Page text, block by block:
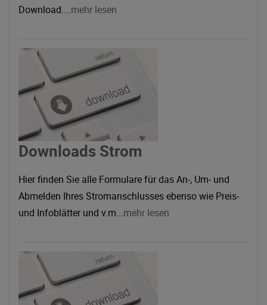
Download....mehr lesen
Downloads Strom
Hier finden Sie alle Formulare für das An-, Um- und
Abmelden Ihres Stromanschlusses ebenso wie Preis-
und Infoblätter und v.m...mehr lesen